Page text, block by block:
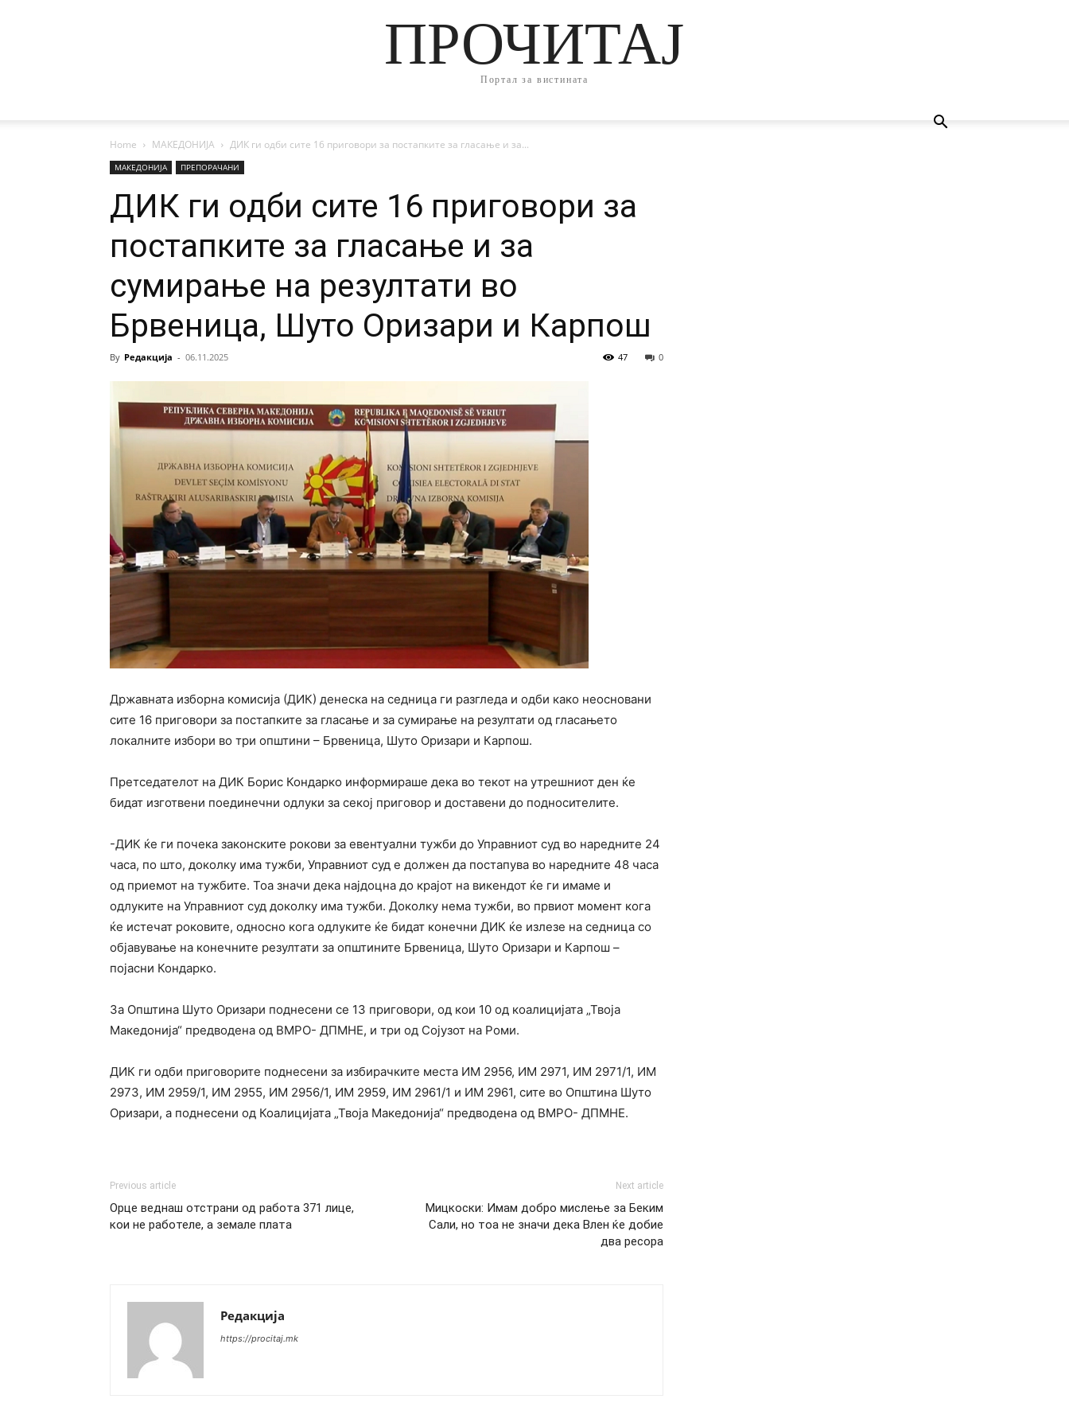
ПРОЧИТАЈ
Портал за вистината
Home МАКЕДОНИЈА ДИК ги одби сите 16 приговори за постапките за гласање и за...
МАКЕДОНИЈА ПРЕПОРАЧАНИ
ДИК ги одби сите 16 приговори за
постапките за гласање и за
сумирање на резултати во
Брвеница, Шуто Оризари и Карпош
By Редакција - 06.11.2025 0
47
Државната изборна комисија (ДИК) денеска на седница ги разгледа и одби како неосновани
сите 16 приговори за постапките за гласање и за сумирање на резултати од гласањето
локалните избори во три општини – Брвеница, Шуто Оризари и Карпош.
Претседателот на ДИК Борис Кондарко информираше дека во текот на утрешниот ден ќе
бидат изготвени поединечни одлуки за секој приговор и доставени до подносителите.
-ДИК ќе ги почека законските рокови за евентуални тужби до Управниот суд во наредните 24
часа, по што, доколку има тужби, Управниот суд е должен да постапува во наредните 48 часа
од приемот на тужбите. Тоа значи дека најдоцна до крајот на викендот ќе ги имаме и
одлуките на Управниот суд доколку има тужби. Доколку нема тужби, во првиот момент кога
ќе истечат роковите, односно кога одлуките ќе бидат конечни ДИК ќе излезе на седница со
објавување на конечните резултати за општините Брвеница, Шуто Оризари и Карпош –
појасни Кондарко.
За Општина Шуто Оризари поднесени се 13 приговори, од кои 10 од коалицијата „Твоја
Македонија“ предводена од ВМРО- ДПМНЕ, и три од Сојузот на Роми.
ДИК ги одби приговорите поднесени за избирачките места ИМ 2956, ИМ 2971, ИМ 2971/1, ИМ
2973, ИМ 2959/1, ИМ 2955, ИМ 2956/1, ИМ 2959, ИМ 2961/1 и ИМ 2961, сите во Општина Шуто
Оризари, а поднесени од Коалицијата „Твоја Македонија“ предводена од ВМРО- ДПМНЕ.
Previous article
Орце веднаш отстрани од работа 371 лице,
кои не работеле, а земале плата
Next article
Мицкоски: Имам добро мислење за Беким
Сали, но тоа не значи дека Влен ќе добие
два ресора
Редакција
https://procitaj.mk